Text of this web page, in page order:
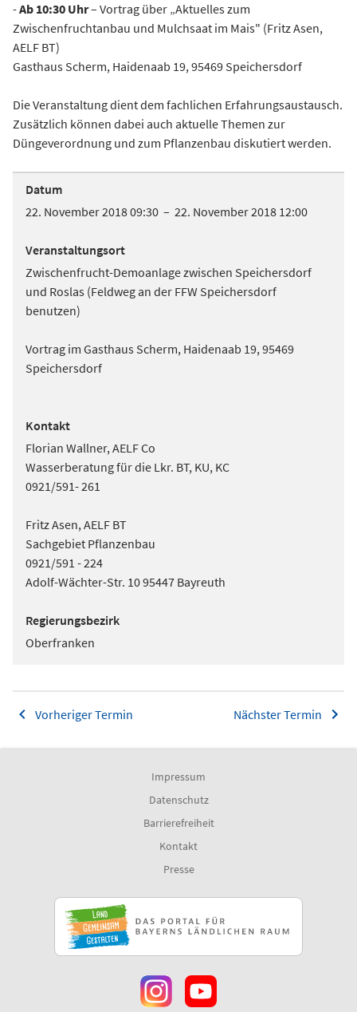
-Ab 10:30 Uhr– Vortrag über „Aktuelles zum
Zwischenfruchtanbau und Mulchsaat im Mais" (Fritz Asen,
AELF BT)
Gasthaus Scherm, Haidenaab 19, 95469 Speichersdorf
Die Veranstaltung dient dem fachlichen Erfahrungsaustausch.
Zusätzlich können dabei auch aktuelle Themen zur
Düngeverordnung und zum Pflanzenbau diskutiert werden.
Datum
22. November 2018 09:30 – 22. November 2018 12:00
Veranstaltungsort
Zwischenfrucht-Demoanlage zwischen Speichersdorf
und Roslas (Feldweg an der FFW Speichersdorf
benutzen)
Vortrag im Gasthaus Scherm, Haidenaab 19, 95469
Speichersdorf
Kontakt
Florian Wallner, AELF Co
Wasserberatung für die Lkr. BT, KU, KC
0921/591- 261
Fritz Asen, AELF BT
Sachgebiet Pflanzenbau
0921/591 - 224
Adolf-Wächter-Str. 10 95447 Bayreuth
Regierungsbezirk
Oberfranken
Vorheriger Termin Nächster Termin
Impressum
Datenschutz
Barrierefreiheit
Kontakt
Presse